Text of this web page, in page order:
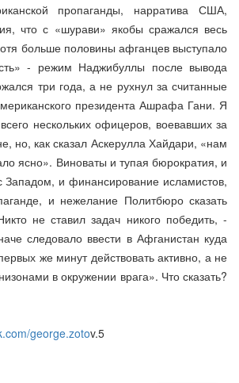
пропаганды, нарратива США,
что с «шурави» якобы сражался весь
больше половины афганцев выступало
- режим Наджибуллы после вывода
три года, а не рухнул за считанные
президента Ашрафа Гани. Я
нескольких офицеров, воевавших за
но, как сказал Аскерулла Хайдари, «нам
ясно». Виноваты и тупая бюрократия, и
Западом, и финансирование исламистов,
и нежелание Политбюро сказать
не ставил задач никого победить, -
следовало ввести в Афганистан куда
же минут действовать активно, а не
в окружении врага». Что сказать?
george.zotov.5